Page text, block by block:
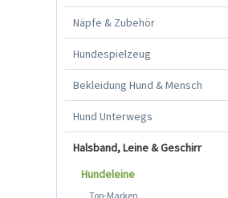
Näpfe & Zubehör
Hundespielzeug
Bekleidung Hund & Mensch
Hund Unterwegs
Halsband, Leine & Geschirr
Hundeleine
Top-Marken